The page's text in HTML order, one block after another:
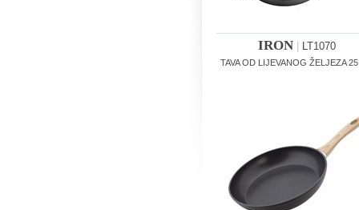
IRON LT1070
TAVA OD LIJEVANOG ŽELJEZA